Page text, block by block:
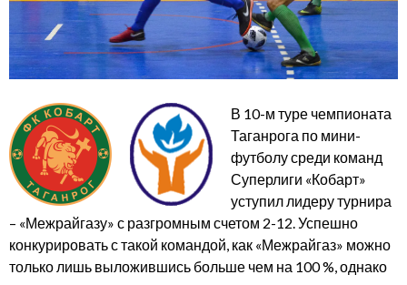
В 10-м туре чемпионата
Таганрога по мини-
футболу среди команд
Суперлиги «Кобарт»
уступил лидеру турнира
– «Межрайгазу» с разгромным счетом 2-12. Успешно
конкурировать с такой командой, как «Межрайгаз» можно
только лишь выложившись больше чем на 100 %, однако